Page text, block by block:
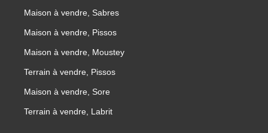
Maison à vendre, Sabres
Maison à vendre, Pissos
Maison à vendre, Moustey
Terrain à vendre, Pissos
Maison à vendre, Sore
Terrain à vendre, Labrit